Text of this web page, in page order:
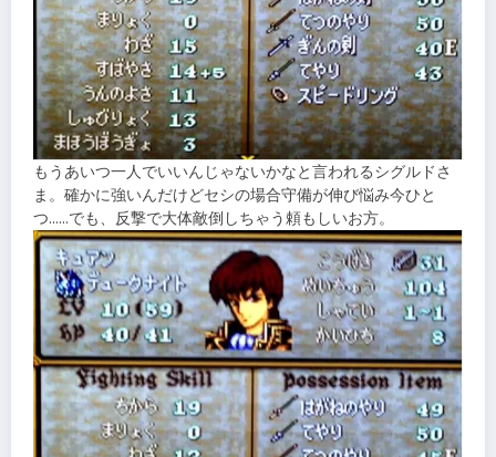
もうあいつ一人でいいんじゃないかなと言われるシグルドさ
ま。確かに強いんだけどセシの場合守備が伸び悩み今ひと
つ……でも、反撃で大体敵倒しちゃう頼もしいお方。